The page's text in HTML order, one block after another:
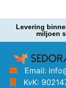
Levering
miljoen
Email:
KvK: